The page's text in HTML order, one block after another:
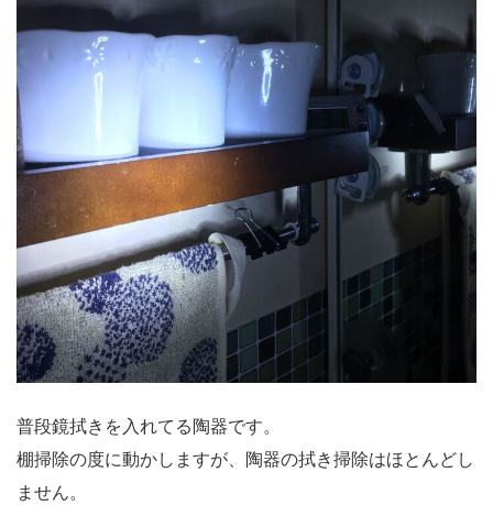
普段鏡拭きを入れてる陶器です。
棚掃除の度に動かしますが、陶器の拭き掃除はほとんどし
ません。